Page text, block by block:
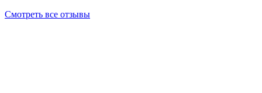
Смотреть все отзывы